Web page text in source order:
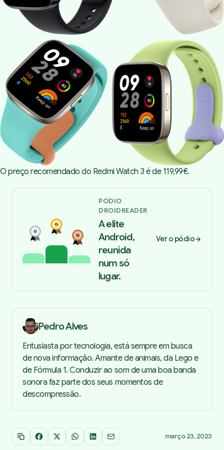
O preço recomendado do Redmi Watch 3 é de 119,99€.
PÓDIO
DROIDREADER
A elite
Android,
reunida
num só
lugar.
Ver o pódio
Pedro Alves
Entusiasta por tecnologia, está sempre em busca
de nova informação. Amante de animais, da Lego e
de Fórmula 1. Conduzir ao som de uma boa banda
sonora faz parte dos seus momentos de
descompressão.
Copiar link
Facebook
X WhatsApp
LinkedInEmail março 23, 2023